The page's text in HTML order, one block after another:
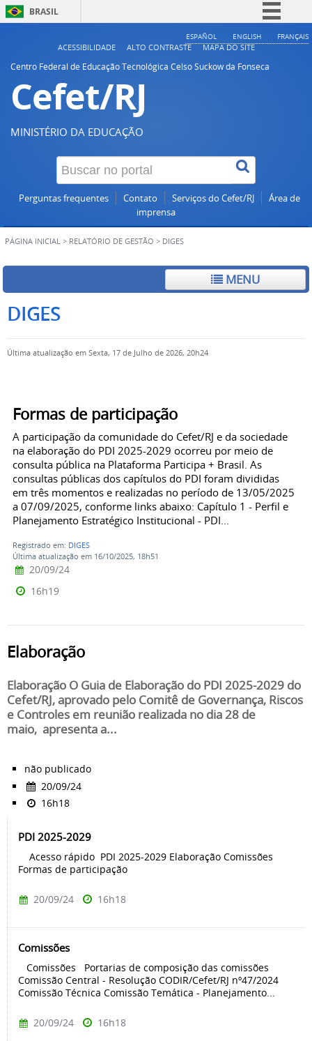
BRASIL
Simplifique!
ESPAÑOL ENGLISH FRANÇAIS
ACESSIBILIDADE ALTO CONTRASTE
MAPA DO SITE
Centro Federal de Educação Tecnológica Celso Suckow da Fonseca
Cefet/RJ
MINISTÉRIO DA EDUCAÇÃO
Perguntas frequentes Contato Serviços do Cefet/RJ
Área de
imprensa
PÁGINA INICIAL > RELATÓRIO DE GESTÃO > DIGES
MENU
DIGES
Última atualização em Sexta, 17 de Julho de 2026, 20h24
Formas de participação
A participação da comunidade do Cefet/RJ e da sociedade
na elaboração do PDI 2025-2029 ocorreu por meio de
consulta pública na Plataforma Participa + Brasil. As
consultas públicas dos capítulos do PDI foram divididas
em três momentos e realizadas no período de 13/05/2025
a 07/09/2025, conforme links abaixo: Capítulo 1 - Perfil e
Planejamento Estratégico Institucional - PDI...
Registrado em: DIGES
Última atualização em 16/10/2025, 18h51
20/09/24
16h19
Elaboração
Elaboração O Guia de Elaboração do PDI 2025-2029 do
Cefet/RJ, aprovado pelo Comitê de Governança, Riscos
e Controles em reunião realizada no dia 28 de
maio, apresenta a...
não publicado
20/09/24
16h18
PDI 2025-2029
Acesso rápido PDI 2025-2029 Elaboração Comissões
Formas de participação
20/09/24 16h18
Comissões
Comissões Portarias de composição das comissões
Comissão Central - Resolução CODIR/Cefet/RJ nº47/2024
Comissão Técnica Comissão Temática - Planejamento...
20/09/24 16h18